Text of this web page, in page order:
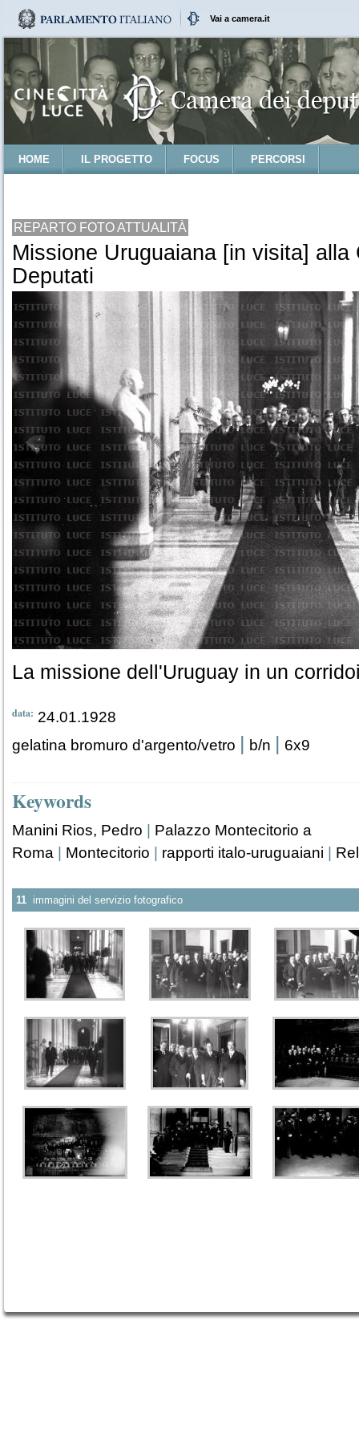
Vai a camera.it
HOME IL PROGETTO FOCUS PERCORSI
REPARTO FOTO ATTUALITÀ
Missione Uruguaiana [in visita] alla
Deputati
La missione dell'Uruguay in un
data: 24.01.1928
gelatina bromuro d'argento/vetro | b/n | 6x9
Keywords
Manini Rios, Pedro
Palazzo Montecitorio a
Roma
Montecitorio rapporti italo-uruguaiani
11 immagini del servizio fotografico